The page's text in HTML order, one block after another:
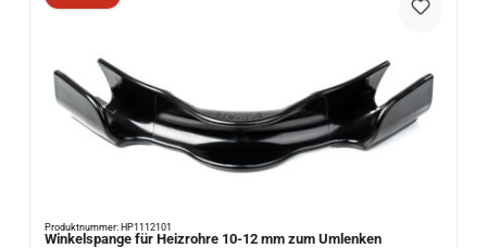
Produktnummer: HP1112101
Winkelspange für Heizrohre 10-12 mm zum Umlenken